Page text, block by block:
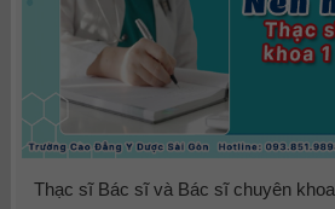
Thạc sĩ Bác sĩ và Bác sĩ chuyên